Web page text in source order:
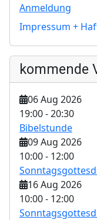
Anmeldung
Impressum +
kommende
06 Aug 2026
19:00-20:30
Bibelstunde
09 Aug 2026
10:00- 12:00
16 Aug 2026
10:00- 12:00